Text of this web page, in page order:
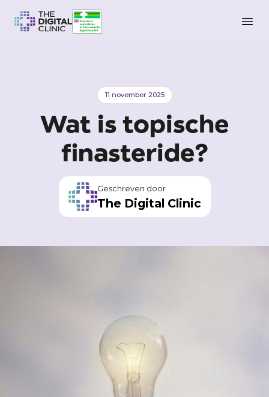
11 november 2025
Wat is topische
finasteride?
Geschreven door
The Digital Clinic